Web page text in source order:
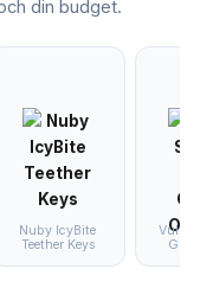
din budget.
Nuby IcyBite
Teether Keys
Vulli
Girafe